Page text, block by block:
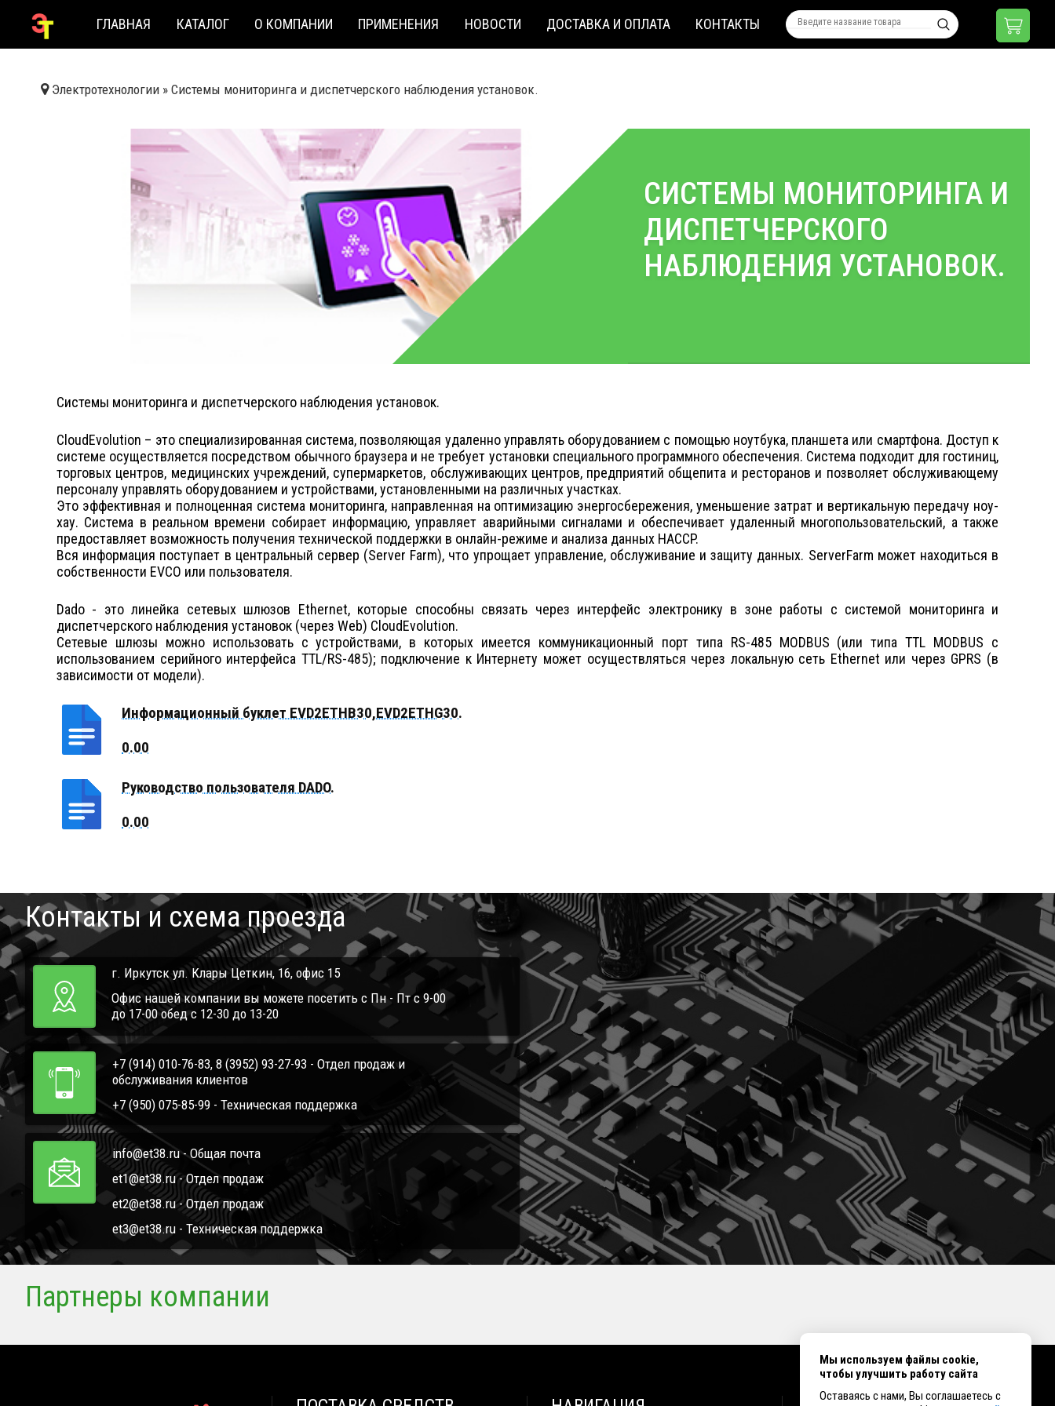
ГЛАВНАЯ КАТАЛОГ О КОМПАНИИ ПРИМЕНЕНИЯ НОВОСТИ ДОСТАВКА И ОПЛАТА КОНТАКТЫ
Электротехнологии » Системы мониторинга и диспетчерского наблюдения установок.
СИСТЕМЫ МОНИТОРИНГА И
ДИСПЕТЧЕРСКОГО
НАБЛЮДЕНИЯ УСТАНОВОК.
Системы мониторинга и диспетчерского наблюдения установок.
CloudEvolution – это специализированная система, позволяющая удаленно управлять оборудованием с помощью ноутбука, планшета или смартфона. Доступ к
системе осуществляется посредством обычного браузера и не требует установки специального программного обеспечения. Система подходит для гостиниц,
торговых центров, медицинских учреждений, супермаркетов, обслуживающих центров, предприятий общепита и ресторанов и позволяет обслуживающему
персоналу управлять оборудованием и устройствами, установленными на различных участках.
Это эффективная и полноценная система мониторинга, направленная на оптимизацию энергосбережения, уменьшение затрат и вертикальную передачу ноу-
хау. Система в реальном времени собирает информацию, управляет аварийными сигналами и обеспечивает удаленный многопользовательский, а также
предоставляет возможность получения технической поддержки в онлайн-режиме и анализа данных HACCP.
Вся информация поступает в центральный сервер (Server Farm), что упрощает управление, обслуживание и защиту данных. ServerFarm может находиться в
собственности EVCO или пользователя.
Dado - это линейка сетевых шлюзов Ethernet, которые способны связать через интерфейс электронику в зоне работы с системой мониторинга и
диспетчерского наблюдения установок (через Web) CloudEvolution.
Сетевые шлюзы можно использовать с устройствами, в которых имеется коммуникационный порт типа RS-485 MODBUS (или типа TTL MODBUS с
использованием серийного интерфейса TTL/RS-485); подключение к Интернету может осуществляться через локальную сеть Ethernet или через GPRS (в
зависимости от модели).
Информационный буклет EVD2ETHB30,EVD2ETHG30.
Руководство пользователя DADO.
Контакты и схема проезда
г. Иркутск ул. Клары Цеткин, 16, офис 15
Офис нашей компании вы можете посетить с Пн - Пт с 9-00
до 17-00 обед с 12-30 до 13-20
+7 (914) 010-76-83, 8 (3952) 93-27-93 - Отдел продаж и
обслуживания клиентов
+7 (950) 075-85-99 - Техническая поддержка
info@et38.ru - Общая почта
et1@et38.ru - Отдел продаж
et2@et38.ru - Отдел продаж
et3@et38.ru - Техническая поддержка
Партнеры компании
Мы используем файлы cookie,
чтобы улучшить работу сайта
Оставаясь с нами, Вы соглашаетесь с